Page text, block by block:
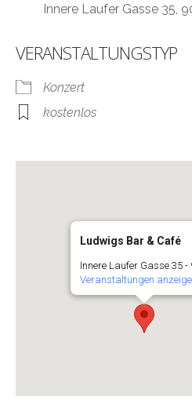
Innere Laufer Gasse 35,
VERANSTALTUNGSTYP
Konzert
kostenlos
Ludwigs Bar & Café
Innere Laufer Gasse 35 -
Veranstaltungen